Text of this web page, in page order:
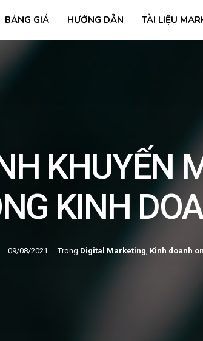
BẢNG GIÁ HƯỚNG DẪN TÀI LIỆU
KHUYẾN
KINH
09/08/2021 Trong Digital Marketing, Kinh doanh